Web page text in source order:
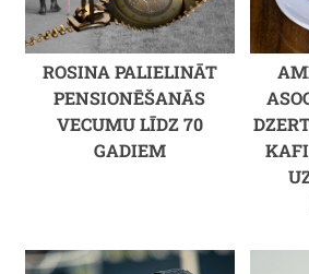
ROSINA PALIELINĀT
PENSIONĒŠANĀS
VECUMU LĪDZ 70
GADIEM